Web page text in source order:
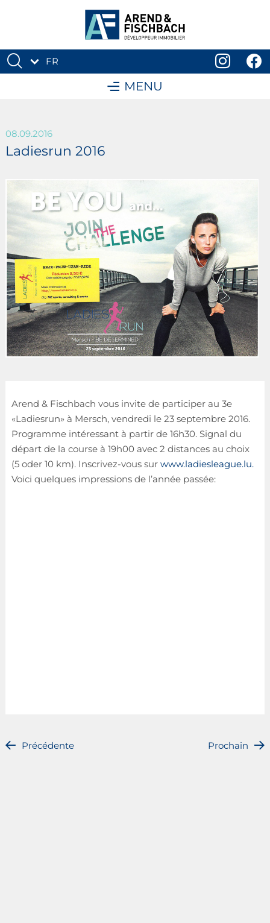
FR
MENU
08.09.2016
Ladiesrun 2016
Arend & Fischbach vous invite de participer au 3e
«Ladiesrun» à Mersch, vendredi le 23 septembre 2016.
Programme intéressant à partir de 16h30. Signal du
départ de la course à 19h00 avec 2 distances au choix
(5 oder 10 km). Inscrivez-vous sur www.ladiesleague.lu.
Voici quelques impressions de l’année passée:
Précédente Prochain